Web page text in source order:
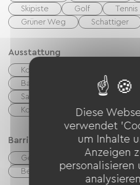
Skipiste
Golf Tennis
Grüner Weg
Schattiger
Ausstattung
Kostenloses WLAN
Babyausstattung
Fön
Sammelwaschmaschine
Kollektiver Wäschetrockner
Barrierefreiheit
Geeignete Unterkunft
Behindertengerechte Toiletten
Diese
verwendet
um Inhalte
Anzeigen
personalisieren